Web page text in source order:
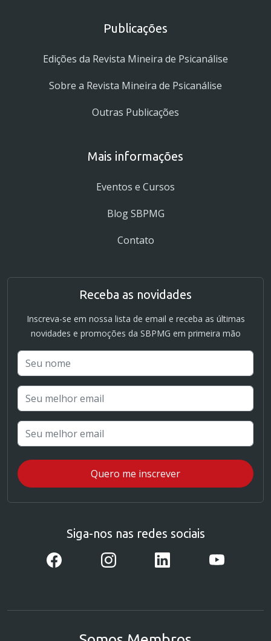
Publicações
Edições da Revista Mineira de Psicanálise
Sobre a Revista Mineira de Psicanálise
Outras Publicações
Mais informações
Eventos e Cursos
Blog SBPMG
Contato
Receba as novidades
Inscreva-se em nossa lista de email e receba as últimas
novidades e promoções da SBPMG em primeira mão
Siga-nos nas redes sociais